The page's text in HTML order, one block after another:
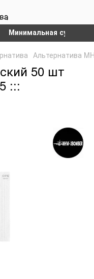
Минимальная сумма
Альтернатива
50 шт
:::